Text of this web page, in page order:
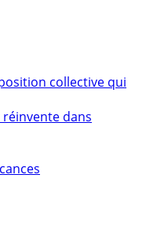
collective qui
réinvente dans